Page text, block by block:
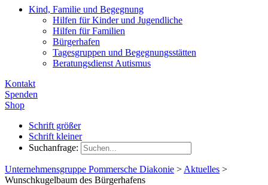
Kind, Familie und Begegnung
Hilfen für Kinder und Jugendliche
Hilfen für Familien
Bürgerhafen
Tagesgruppen und Begegnungsstätten
Beratungsdienst Autismus
Kontakt
Spenden
Shop
Schrift größer
Schrift kleiner
Suchanfrage:
Unternehmensgruppe Pommersche Diakonie > Aktuelles >
Wunschkugelbaum des Bürgerhafens